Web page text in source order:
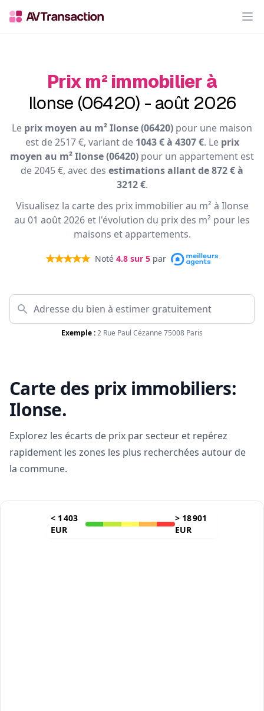
Prix m² immobilier à
Ilonse (06420) - août 2026
Le prix moyen au m² Ilonse (06420) pour une maison
est de 2517 €, variant de 1043 € à 4307 €. Le prix
moyen au m² Ilonse (06420) pour un appartement est
de 2045 €, avec des estimations allant de 872 € à
3212 €.
Visualisez la carte des prix immobilier au m² à Ilonse
au 01 août 2026 et l'évolution du prix des m² pour les
maisons et appartements.
Noté 4.8 sur 5 par
Exemple :2 Rue Paul Cézanne 75008 Paris
Carte des prix immobiliers:
Ilonse.
Explorez les écarts de prix par secteur et repérez
rapidement les zones les plus recherchées autour de
la commune.
< 1 403
EUR
> 18 901
EUR